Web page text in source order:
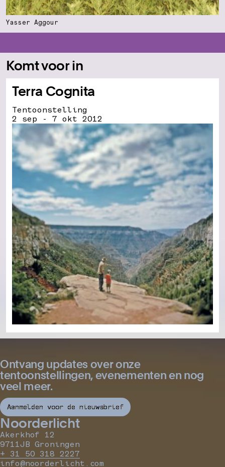
Yasser Aggour
Komt voor in
Terra Cognita
Tentoonstelling
2 sep - 7 okt 2012
Ontvang updates over onze
tentoonstellingen, evenementen en nog
veel meer.
Aanmelden voor de nieuwsbrief
Noorderlicht
Akerkhof 12
9711JB Groningen
+ 31 50 318 2227
info@noorderlicht.com